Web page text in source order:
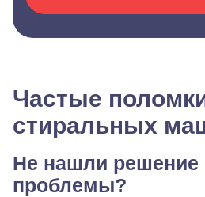
Частые
стиральных
Не нашли решение
проблемы?